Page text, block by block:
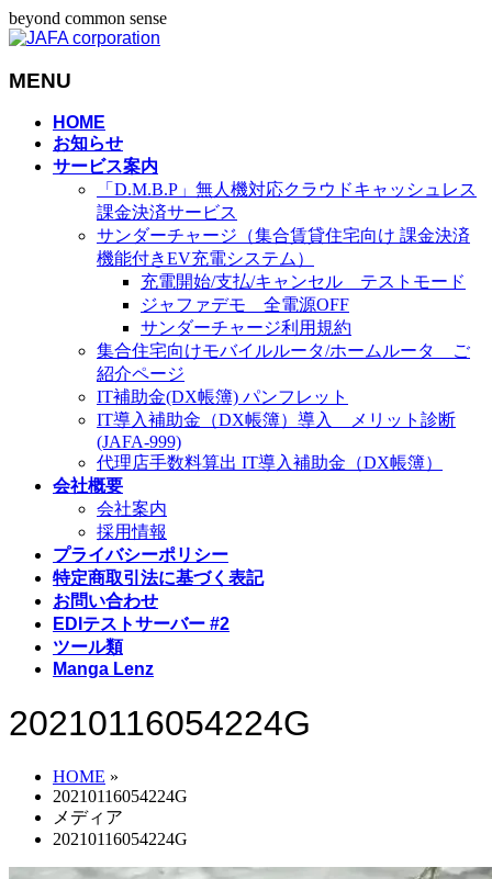
beyond common sense
MENU
HOME
お知らせ
サービス案内
「D.M.B.P」無人機対応クラウドキャッシュレス
課金決済サービス
サンダーチャージ（集合賃貸住宅向け 課金決済
機能付きEV充電システム）
充電開始/支払/キャンセル テストモード
ジャファデモ 全電源OFF
サンダーチャージ利用規約
集合住宅向けモバイルルータ/ホームルータ ご
紹介ページ
IT補助金(DX帳簿) パンフレット
IT導入補助金（DX帳簿）導入 メリット診断
(JAFA-999)
代理店手数料算出 IT導入補助金（DX帳簿）
会社概要
会社案内
採用情報
プライバシーポリシー
特定商取引法に基づく表記
お問い合わせ
EDIテストサーバー #2
ツール類
Manga Lenz
20210116054224G
HOME »
20210116054224G
メディア
20210116054224G